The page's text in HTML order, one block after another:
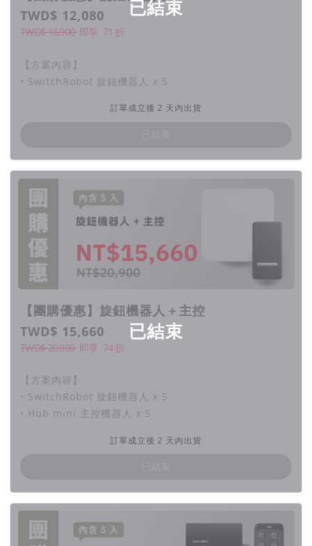
已結束
TWD$ 12,080
TWD$ 16,900 即享 71 折
【方案內容】
• SwitchRobot 旋鈕機器人 x 5
訂單成立後 2 天內出貨
已結束
【團購優惠】旋鈕機器人＋主控
TWD$ 15,660
TWD$ 20,900 即享 74折
【方案內容】
• SwitchRobot 旋鈕機器人 x 5
• Hub mini 主控機器人 x 5
訂單成立後 2 天內出貨